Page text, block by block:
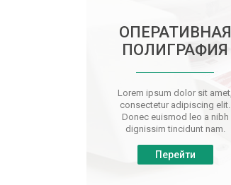
ОПЕРАТИВНАЯ
ПОЛИГРАФИЯ
Lorem ipsum dolor sit
consectetur adipiscing elit.
Donec euismod leo a nibh
dignissim tincidunt nam.
Перейти